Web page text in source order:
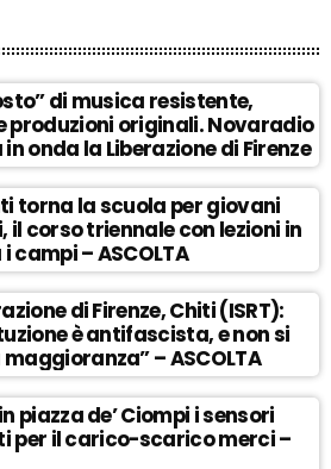
di musica resistente,
produzioni originali. Novaradio
onda la Liberazione di Firenze
torna la scuola per giovani
il corso triennale con lezioni in
campi – ASCOLTA
di Firenze, Chiti (ISRT):
è antifascista, e non si
– ASCOLTA
piazza de’ Ciompi i sensori
per il carico-scarico merci –